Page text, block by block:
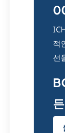
적
선